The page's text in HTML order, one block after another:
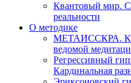
Квантовый мир.
реальности
О методике
МЕТАИССКРА.
ведомой
Регрессивный
Кардинальная